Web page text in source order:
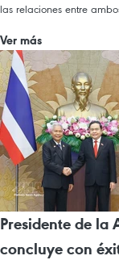
las relaciones entre
Ver más
Presidente de la
concluye con